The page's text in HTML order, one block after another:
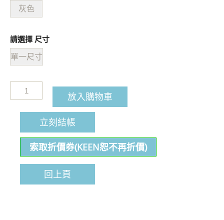
灰色
請選擇 尺寸
單一尺寸
放入購物車
立刻結帳
索取折價券(KEEN恕不再折價)
回上頁